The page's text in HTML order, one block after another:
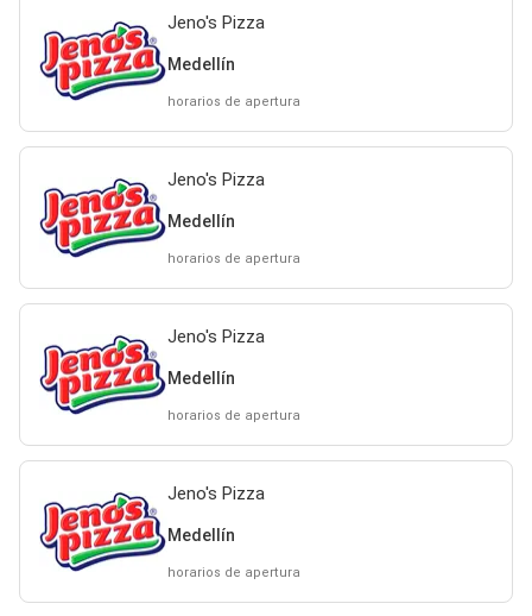
Jeno's Pizza
Medellín
horarios de apertura
Jeno's Pizza
Medellín
horarios de apertura
Jeno's Pizza
Medellín
horarios de apertura
Jeno's Pizza
Medellín
horarios de apertura